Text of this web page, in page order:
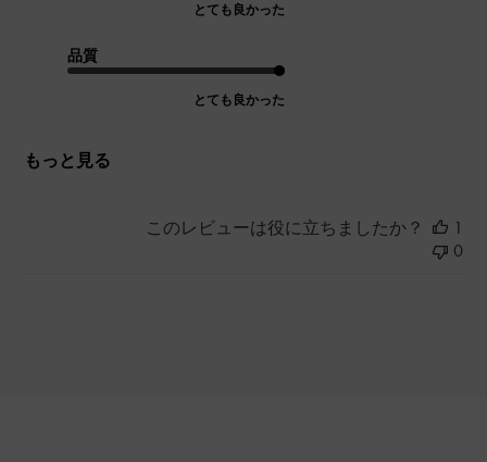
とても良かった
品質
とても良かった
もっと見る
このレビューは役に立ちましたか？
1
0